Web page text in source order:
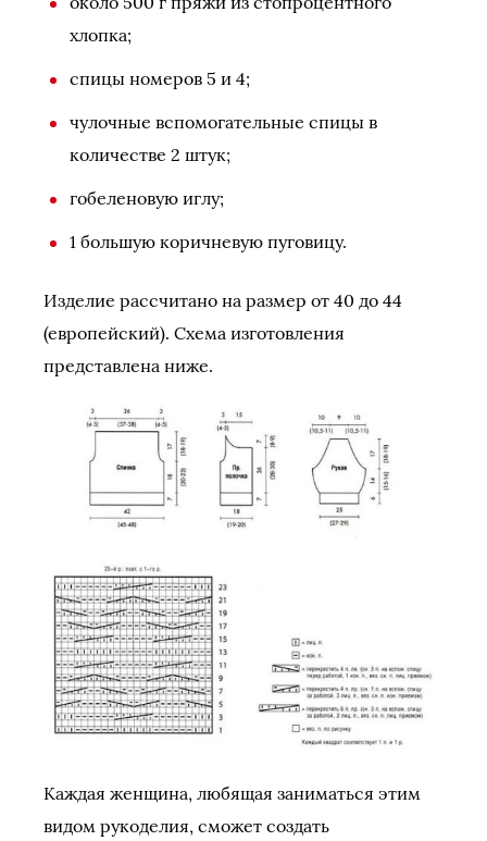
хлопка;
спицы номеров 5 и 4;
чулочные вспомогательные спицы в
количестве 2 штук;
гобеленовую иглу;
1 большую коричневую пуговицу.
Изделие рассчитано на размер от 40 до 44
(европейский). Схема изготовления
представлена ниже.
Каждая женщина, любящая заниматься этим
видом рукоделия, сможет создать